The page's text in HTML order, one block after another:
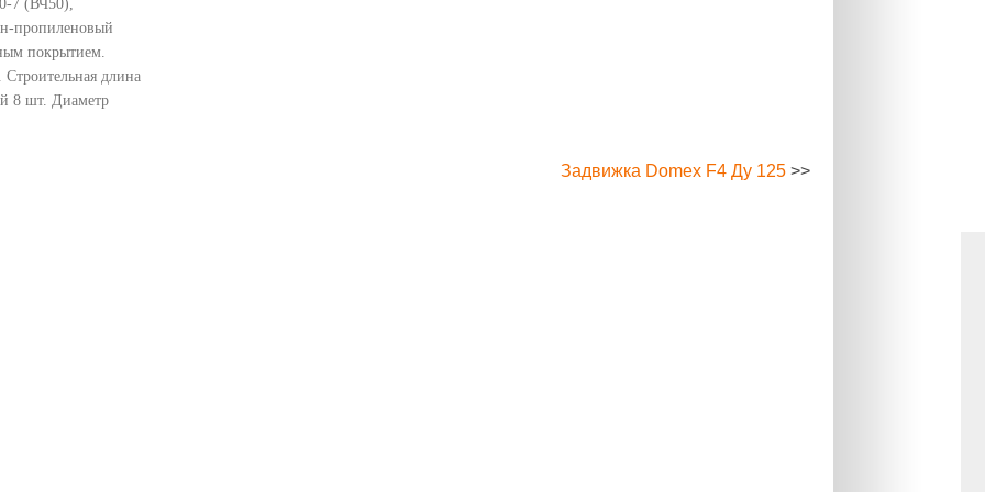
7 (ВЧ50),
пропиленовый
покрытием.
длина
8 шт. Диаметр
Задвижка Domex F4 Ду 125 >>